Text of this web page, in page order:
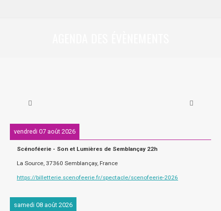
vendredi 07 août 2026
Scénoféerie - Son et Lumières de Semblançay 22h
La Source, 37360 Semblançay, France
https://billetterie.scenofeerie.fr/spectacle/scenofeerie-2026
samedi 08 août 2026